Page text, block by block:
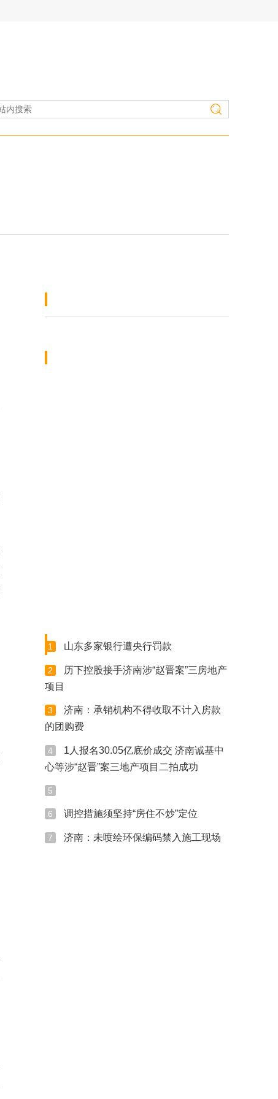
1 山东多家银行遭央行罚款
2
历下控股接手济南涉“赵晋案”三房地产
项目
3
济南：承销机构不得收取不计入房款
的团购费
4
1人报名30.05亿底价成交 济南诚基中
心等涉“赵晋”案三地产项目二拍成功
5
6 调控措施须坚持“房住不炒”定位
7 济南：未喷绘环保编码禁入施工现场